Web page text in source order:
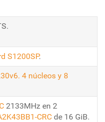
S1200SP.
4 núcleos y 8
2133MHz en 2
CRC de 16 GiB.